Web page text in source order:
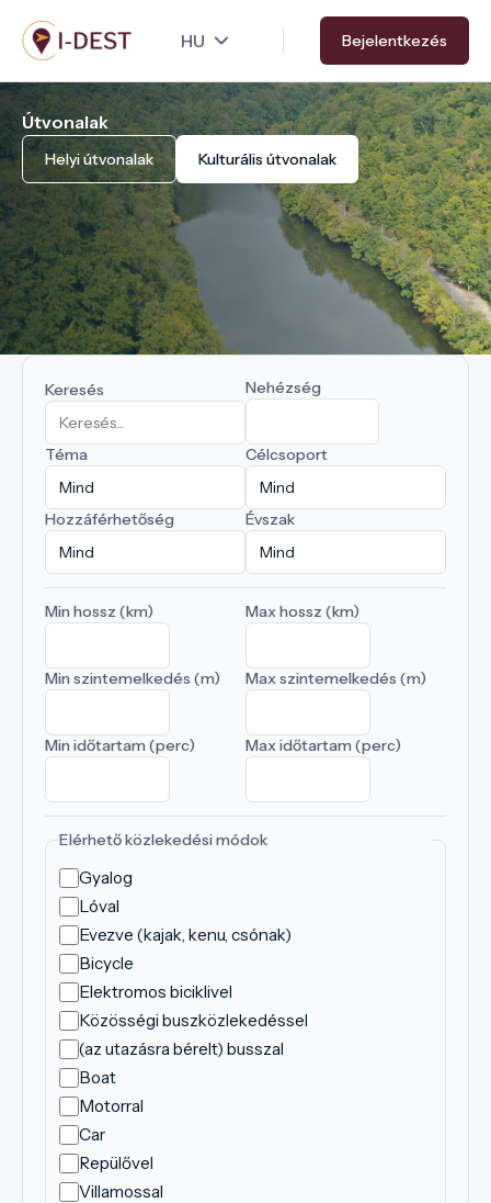
Ugrás
a
tartalomra
Bejelentkezés
Útvonalak
Helyi útvonalak Kulturális útvonalak
Keresés Nehézség
Téma Célcsoport
Hozzáférhetőség Évszak
Min hossz (km) Max hossz (km)
Min szintemelkedés (m) Max szintemelkedés (m)
Min időtartam (perc) Max időtartam (perc)
Elérhető közlekedési módok
Gyalog
Lóval
Evezve (kajak, kenu, csónak)
Bicycle
Elektromos biciklivel
Közösségi buszközlekedéssel
(az utazásra bérelt) busszal
Boat
Motorral
Car
Repülővel
Villamossal